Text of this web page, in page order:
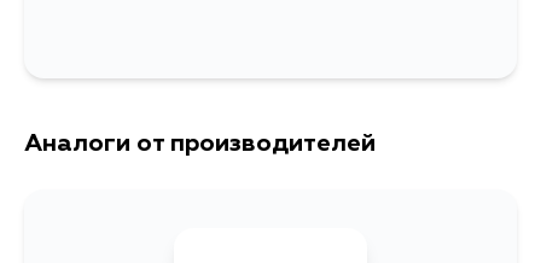
Аналоги от производителей